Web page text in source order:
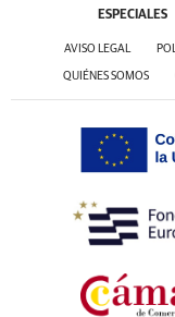
ESPECIALES
AVISO LEGAL
QUIÉNES SOMOS